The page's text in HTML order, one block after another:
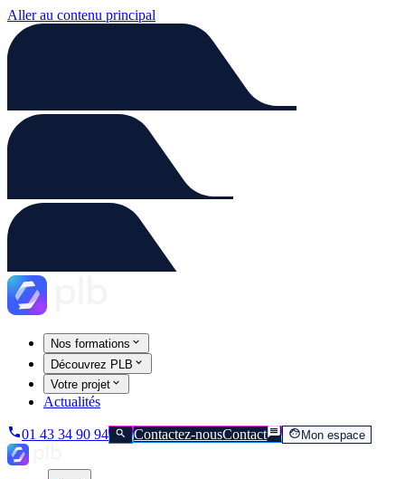
Aller au contenu principal
Nos formations
Découvrez PLB
Votre projet
Actualités
01 43 34 90 94 Contactez-nousContact Mon espace